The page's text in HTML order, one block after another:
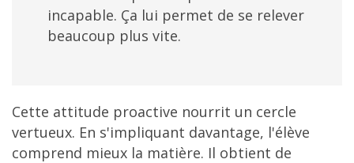
incapable. Ça lui permet de se relever
beaucoup plus vite.
Cette attitude proactive nourrit un cercle
vertueux. En s'impliquant davantage, l'élève
comprend mieux la matière. Il obtient de